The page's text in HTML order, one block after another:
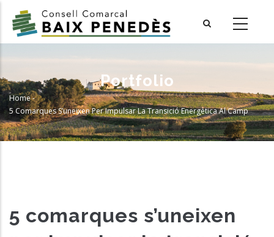
main
Portfolio
Breadcrumb
Home-
5 Comarques S’uneixen Per Impulsar La Transició Energètica Al Camp
5 comarques s’uneixen